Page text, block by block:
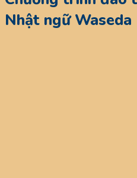
Nhật ngữ Waseda